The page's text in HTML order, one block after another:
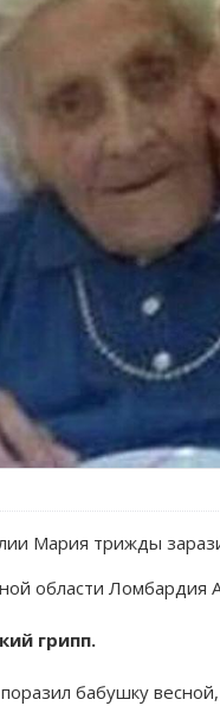
Мария трижды
области Ломбардия
грипп.
бабушку